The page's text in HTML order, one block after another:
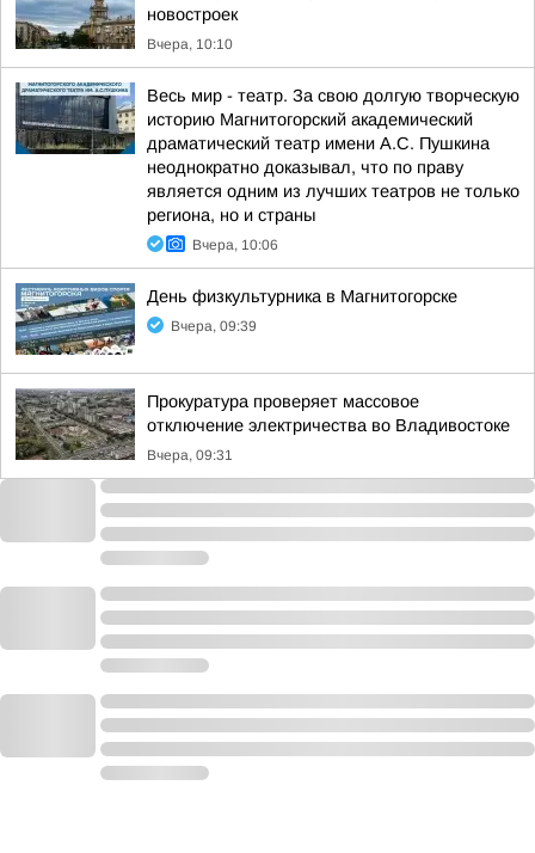
новостроек
Вчера, 10:10
Весь мир - театр. За свою долгую творческую
историю Магнитогорский академический
драматический театр имени А.С. Пушкина
неоднократно доказывал, что по праву
является одним из лучших театров не только
региона, но и страны
Вчера, 10:06
День физкультурника в Магнитогорске
Вчера, 09:39
Прокуратура проверяет массовое
отключение электричества во Владивостоке
Вчера, 09:31